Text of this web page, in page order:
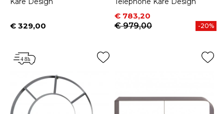
Prijs
€ 329,00
Prijs
€ 783,20
Normale prijs
€ 979,00
-20%